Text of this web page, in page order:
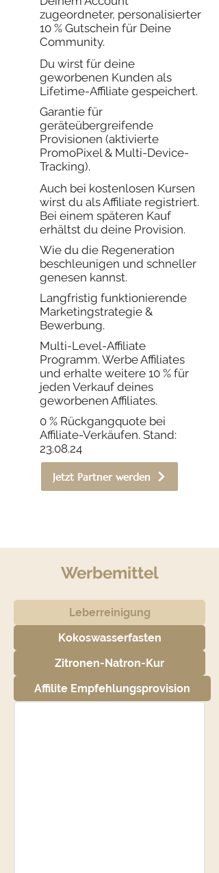
zugeordneter, personalisierter
10 % Gutschein für Deine
Community.
Du wirst für deine
geworbenen Kunden als
Lifetime-Affiliate gespeichert.
Garantie für
geräteübergreifende
Provisionen (aktivierte
PromoPixel & Multi-Device-
Tracking).
Auch bei kostenlosen Kursen
wirst du als Affiliate registriert.
Bei einem späteren Kauf
erhältst du deine Provision.
Wie du die Regeneration
beschleunigen und schneller
genesen kannst.
Langfristig funktionierende
Marketingstrategie &
Bewerbung.
Multi-Level-Affiliate
Programm. Werbe Affiliates
und erhalte weitere 10 % für
jeden Verkauf deines
geworbenen Affiliates.
0 % Rückgangquote bei
Affiliate-Verkäufen. Stand:
23.08.24
Jetzt Partner werden
Werbemittel
Leberreinigung
Kokoswasserfasten
Zitronen-Natron-Kur
Affilite Empfehlungsprovision